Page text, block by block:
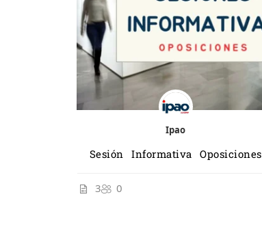
Ipao
Sesión Informativa Oposiciones
3 0